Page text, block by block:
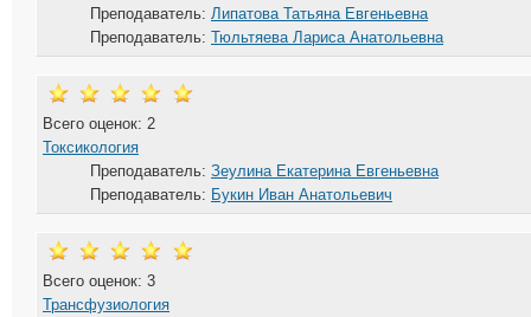
Преподаватель: Липатова Татьяна Евгеньевна
Преподаватель: Тюльтяева Лариса Анатольевна
Всего оценок: 2
Токсикология
Преподаватель: Зеулина Екатерина Евгеньевна
Преподаватель: Букин Иван Анатольевич
Всего оценок: 3
Трансфузиология